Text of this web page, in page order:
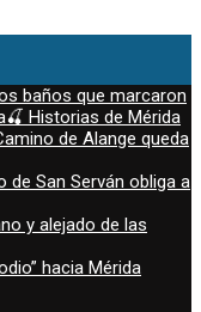
baños que marcaron
Historias de Mérida
de Alange queda
de San Serván obliga a
y alejado de las
hacia Mérida